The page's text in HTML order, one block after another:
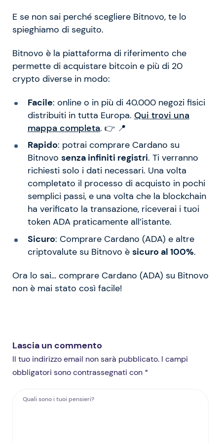
E se non sai perché scegliere Bitnovo, te lo
spieghiamo di seguito.
Bitnovo è la piattaforma di riferimento che
permette di acquistare bitcoin e più di 20
crypto diverse in modo:
Facile: online o in più di 40.000 negozi fisici
distribuiti in tutta Europa. Qui trovi una
mappa completa. 👉 📍
Rapido: potrai comprare Cardano su
Bitnovo senza infiniti registri. Ti verranno
richiesti solo i dati necessari. Una volta
completato il processo di acquisto in pochi
semplici passi, e una volta che la blockchain
ha verificato la transazione, riceverai i tuoi
token ADA praticamente all’istante.
Sicuro: Comprare Cardano (ADA) e altre
criptovalute su Bitnovo è sicuro al 100%.
Ora lo sai… comprare Cardano (ADA) su Bitnovo
non è mai stato così facile!
Lascia un commento
Il tuo indirizzo email non sarà pubblicato. I campi
obbligatori sono contrassegnati con *